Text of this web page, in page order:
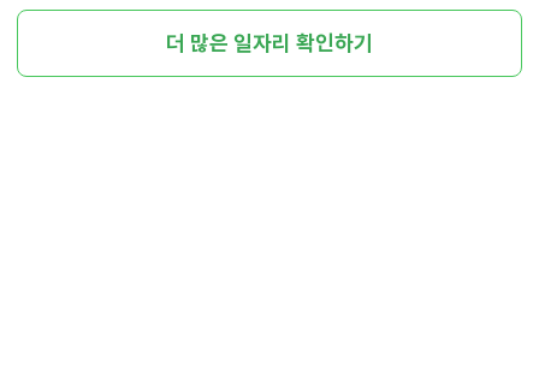
더 많은 일자리 확인하기